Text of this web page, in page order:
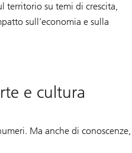
territorio su temi di crescita,
sull’economia e sulla
e cultura
Ma anche di conoscenze,